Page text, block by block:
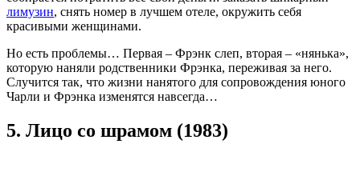
лимузин, снять номер в лучшем отеле, окружить себя
красивыми женщинами.
Но есть проблемы… Первая – Фрэнк слеп, вторая – «нянька»,
которую наняли родственники Фрэнка, переживая за него.
Случится так, что жизни нанятого для сопровождения юного
Чарли и Фрэнка изменятся навсегда…
5. Лицо со шрамом (1983)